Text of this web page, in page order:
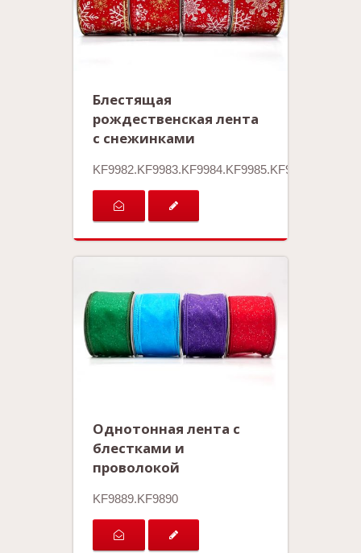
Блестящая
рождественская лента
с снежинками
KF9982.KF9983.KF9984.KF9985.KF9986.KF9987
Однотонная лента с
блестками и
проволокой
KF9889.KF9890